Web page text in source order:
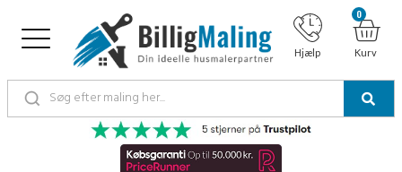
Hjælp Kurv
0